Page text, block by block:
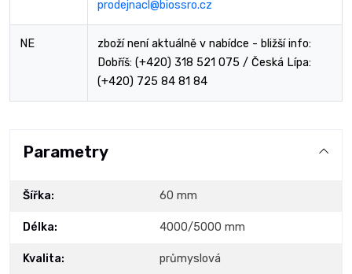
prodejnacl@biossro.cz
NE
zboží není aktuálně v nabídce - bližší info:
Dobříš: (+420) 318 521 075 / Česká Lípa:
(+420) 725 84 81 84
Parametry
Šířka: 60 mm
Délka: 4000/5000 mm
Kvalita: průmyslová